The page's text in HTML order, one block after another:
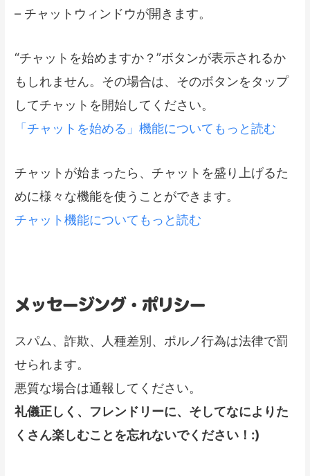
– チャットウィンドウが開きます。
“チャットを始めますか？”ボタンが表示されるか
もしれません。その場合は、そのボタンをタップ
してチャットを開始してください。
「チャットを始める」機能についてもっと読む
チャットが始まったら、チャットを盛り上げるた
めに様々な機能を使うことができます。
チャット機能についてもっと読む
メッセージング・ポリシー
スパム、詐欺、人種差別、ポルノ行為は法律で罰
せられます。
悪質な場合は通報してください。
礼儀正しく、フレンドリーに、そしてなによりた
くさん楽しむことを忘れないでください！:)